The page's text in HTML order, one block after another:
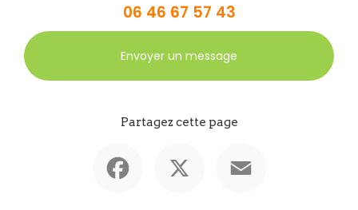
06 46 67 57 43
Envoyer un message
Partagez cette page